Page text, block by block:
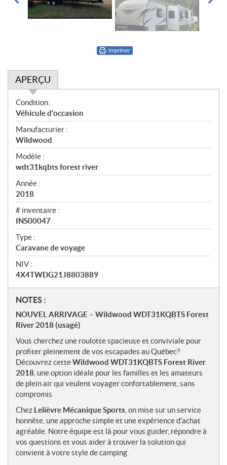
Imprimer
APERÇU
A
p
e
r
ç
u
Condition:
Véhicule d'occasion
Manufacturier :
Wildwood
Modèle :
wdt31kqbts forest river
Année :
2018
# inventaire :
INS00047
Type :
Caravane de voyage
NIV :
4X4TWDG21J8803889
N
o
t
s
NOTES :
NOUVEL ARRIVAGE – Wildwood WDT31KQBTS Forest
River 2018 (usagé)
Vous cherchez une roulotte spacieuse et conviviale pour
profiter pleinement de vos escapades au Québec?
Découvrez cetteWildwood WDT31KQBTS Forest River
2018 , une option idéale pour les familles et les amateurs
de plein air qui veulent voyager confortablement, sans
compromis.
Chez Lelièvre Mécanique Sports , on mise sur un service
honnête, une approche simple et une expérience d’achat
agréable. Notre équipe est là pour vous guider, répondre à
vos questions et vous aider à trouver la solution qui
convient à votre style de camping.